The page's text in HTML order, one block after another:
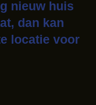
nieuw huis
dan kan
locatie voor